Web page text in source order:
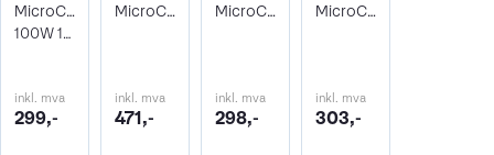
MicroConnect USB-C extension Kabel 1.5m
100W 10Gbps USB 3.2 Gen 2x2
inkl. mva
299,-
MicroConnect USB-C Extension Kabel 1.5m
inkl. mva
471,-
MicroConnect USB-C Extension Kabel 1m
inkl. mva
298,-
MicroConnect USB-C Extension Kabel 0,5m
inkl. mva
303,-